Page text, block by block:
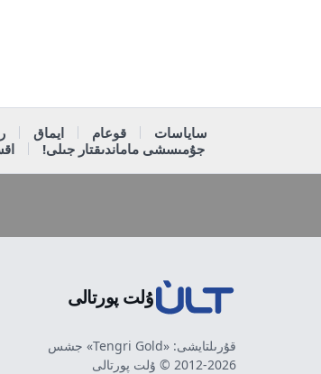
ساياسات قوعام ايماق
جۇمىسشى ماماندىقتار جىلى!
ۇلت پورتالى
قۇرىلتايشى: «Tengri Gold» جشس
2012-2026 © ۇلت پورتالى